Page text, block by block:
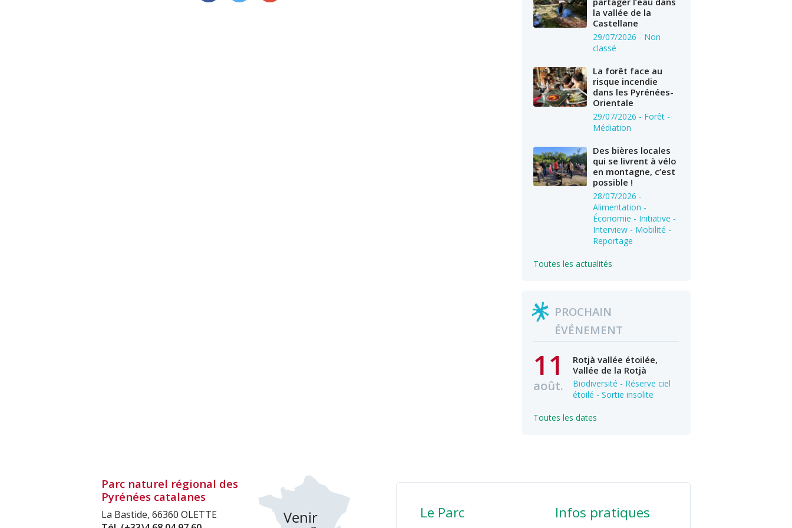
la vallée de la
Castellane
29/07/2026 - Non
classé
La forêt face au
risque incendie
dans les Pyrénées-
Orientale
29/07/2026 - Forêt -
Médiation
Des bières locales
qui se livrent à vélo
en montagne, c’est
possible !
28/07/2026 -
Alimentation -
Économie - Initiative -
Interview - Mobilité -
Reportage
Toutes les actualités
PROCHAIN
ÉVÉNEMENT
11
août.
Rotjà vallée étoilée,
Vallée de la Rotjà
Biodiversité - Réserve ciel
étoilé - Sortie insolite
Toutes les dates
Parc naturel régional des
Pyrénées catalanes
La Bastide, 66360 OLETTE
Le Parc Infos pratiques